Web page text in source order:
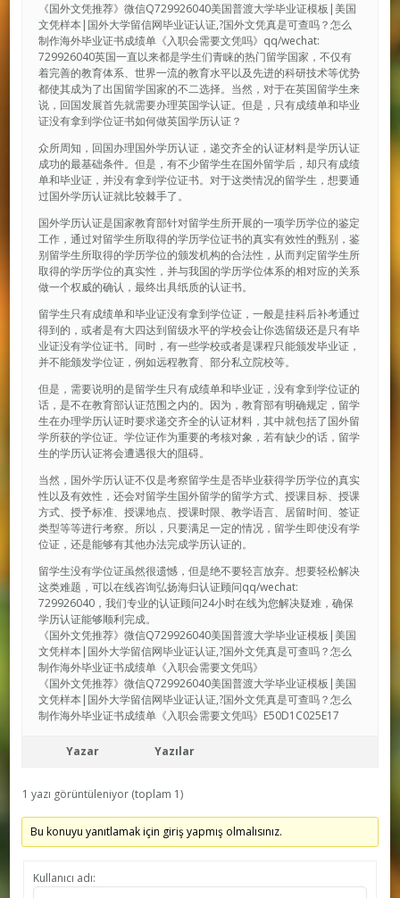
《国外文凭推荐》微信Q729926040美国普渡大学毕业证模板|美国
文凭样本|国外大学留信网毕业证认证,?国外文凭真是可查吗？怎么
制作海外毕业证书成绩单《入职会需要文凭吗》qq/wechat:
729926040英国一直以来都是学生们青睐的热门留学国家，不仅有
着完善的教育体系、世界一流的教育水平以及先进的科研技术等优势
都使其成为了出国留学国家的不二选择。当然，对于在英国留学生来
说，回国发展首先就需要办理英国学认证。但是，只有成绩单和毕业
证没有拿到学位证书如何做英国学历认证？
众所周知，回国办理国外学历认证，递交齐全的认证材料是学历认证
成功的最基础条件。但是，有不少留学生在国外留学后，却只有成绩
单和毕业证，并没有拿到学位证书。对于这类情况的留学生，想要通
过国外学历认证就比较棘手了。
国外学历认证是国家教育部针对留学生所开展的一项学历学位的鉴定
工作，通过对留学生所取得的学历学位证书的真实有效性的甄别，鉴
别留学生所取得的学历学位的颁发机构的合法性，从而判定留学生所
取得的学历学位的真实性，并与我国的学历学位体系的相对应的关系
做一个权威的确认，最终出具纸质的认证书。
留学生只有成绩单和毕业证没有拿到学位证，一般是挂科后补考通过
得到的，或者是有大四达到留级水平的学校会让你选留级还是只有毕
业证没有学位证书。同时，有一些学校或者是课程只能颁发毕业证，
并不能颁发学位证，例如远程教育、部分私立院校等。
但是，需要说明的是留学生只有成绩单和毕业证，没有拿到学位证的
话，是不在教育部认证范围之内的。因为，教育部有明确规定，留学
生在办理学历认证时要求递交齐全的认证材料，其中就包括了国外留
学所获的学位证。学位证作为重要的考核对象，若有缺少的话，留学
生的学历认证将会遭遇很大的阻碍。
当然，国外学历认证不仅是考察留学生是否毕业获得学历学位的真实
性以及有效性，还会对留学生国外留学的留学方式、授课目标、授课
方式、授予标准、授课地点、授课时限、教学语言、居留时间、签证
类型等等进行考察。所以，只要满足一定的情况，留学生即使没有学
位证，还是能够有其他办法完成学历认证的。
留学生没有学位证虽然很遗憾，但是绝不要轻言放弃。想要轻松解决
这类难题，可以在线咨询弘扬海归认证顾问qq/wechat:
729926040，我们专业的认证顾问24小时在线为您解决疑难，确保
学历认证能够顺利完成。
《国外文凭推荐》微信Q729926040美国普渡大学毕业证模板|美国
文凭样本|国外大学留信网毕业证认证,?国外文凭真是可查吗？怎么
制作海外毕业证书成绩单《入职会需要文凭吗》
《国外文凭推荐》微信Q729926040美国普渡大学毕业证模板|美国
文凭样本|国外大学留信网毕业证认证,?国外文凭真是可查吗？怎么
制作海外毕业证书成绩单《入职会需要文凭吗》E50D1C025E17
Yazar Yazılar
1 yazı görüntüleniyor (toplam 1)
Bu konuyu yanıtlamak için giriş yapmış olmalısınız.
Kullanıcı adı: